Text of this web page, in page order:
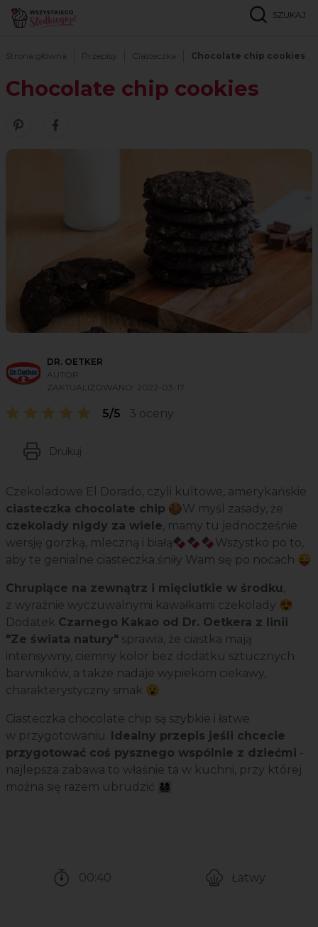
SZUKAJ
Strona główna Przepisy Ciasteczka Chocolate chip cookies
Chocolate chip cookies
Zobacz nasze piny w serwisie Pinterest
Udostępnij ten przepis w serwisie Facebook
DR. OETKER
AUTOR
ZAKTUALIZOWANO: 2022-03-17
5/5 3 oceny
Drukuj
Czekoladowe El Dorado, czyli kultowe, amerykańskie
ciasteczka chocolate chip 🍪W myśl zasady, że
czekolady nigdy za wiele, mamy tu jednocześnie
wersję gorzką, mleczną i białą🍫🍫🍫Wszystko po to,
aby te genialne ciasteczka śniły Wam się po nocach 😜
Chrupiące na zewnątrz i mięciutkie w środku,
z wyraźnie wyczuwalnymi kawałkami czekolady 😍
Dodatek Czarnego Kakao od Dr. Oetkera z linii
"Ze świata natury" sprawia, że ciastka mają
intensywny, ciemny kolor bez dodatku sztucznych
barwników, a także nadaje wypiekom ciekawy,
charakterystyczny smak 😮
Ciasteczka chocolate chip są szybkie i łatwe
w przygotowaniu. Idealny przepis jeśli chcecie
przygotować coś pysznego wspólnie z dziećmi -
najlepsza zabawa to właśnie ta w kuchni, przy której
można się razem ubrudzić 👨‍👩‍👧‍👦
00:40
Łatwy